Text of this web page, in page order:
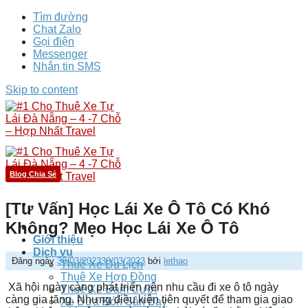
Tìm đường
Chat Zalo
Gọi điện
Messenger
Nhắn tin SMS
Skip to content
Giới thiệu
Dịch vụ
Thuê Xe Du Lịch
Thuê Xe Hợp Đồng
Thuê Xe Đám Cưới
Xe Đưa Đón Sân Bay
Blog Chia Sẻ
[Tư Vấn] Học Lái Xe Ô Tô Có Khó
Không? Mẹo Học Lái Xe Ô Tô
Đăng ngày 30/03/202330/03/2023 bởi lethao
Xã hội ngày càng phát triển nên nhu cầu đi xe ô tô ngày
càng gia tăng. Nhưng điều kiện tiên quyết để tham gia giao